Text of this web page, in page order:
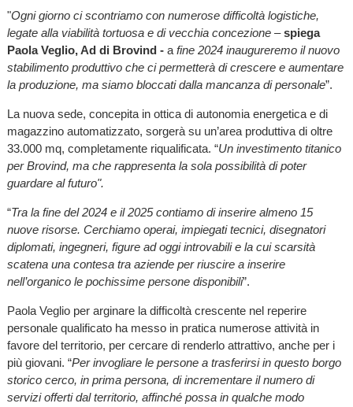
"Ogni giorno ci scontriamo con numerose difficoltà logistiche,
legate alla viabilità tortuosa e di vecchia concezione–spiega
Paola Veglio, Ad di Brovind -afine 2024 inaugureremo il nuovo
stabilimento produttivo che ci permetterà di crescere e aumentare
la produzione, ma siamo bloccati dalla mancanza di personale”.
La nuova sede, concepita in ottica di autonomia energetica e di
magazzino automatizzato, sorgerà su un’area produttiva di oltre
33.000 mq, completamente riqualificata. “Un investimento titanico
per Brovind, ma che rappresenta la sola possibilità di poter
guardare al futuro".
“Tra la fine del 2024 e il 2025 contiamo di inserire almeno 15
nuove risorse. Cerchiamo operai, impiegati tecnici, disegnatori
diplomati, ingegneri, figure ad oggi introvabili e la cui scarsità
scatena una contesa tra aziende per riuscire a inserire
nell’organico le pochissime persone disponibili”.
Paola Veglio per arginare la difficoltà crescente nel reperire
personale qualificato ha messo in pratica numerose attività in
favore del territorio, per cercare di renderlo attrattivo, anche per i
più giovani. “Per invogliare le persone a trasferirsi in questo borgo
storico cerco, in prima persona, di incrementare il numero di
servizi offerti dal territorio, affinché possa in qualche modo